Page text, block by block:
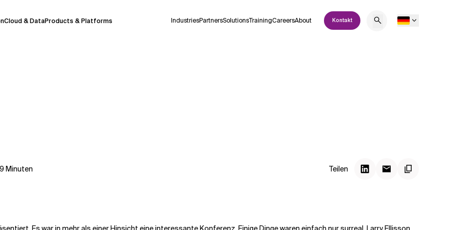
Cloud & DataProducts & Platforms IndustriesPartnersSolutionsTrainingCareersAbout Kontakt
bevor Sie Entscheidungen treffen oder
9 Minuten Teilen